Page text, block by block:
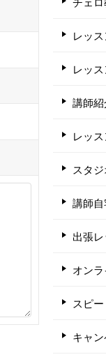
レッ
レッ
講師紹
レッ
スタ
講師
出張
オン
スピ
キャ